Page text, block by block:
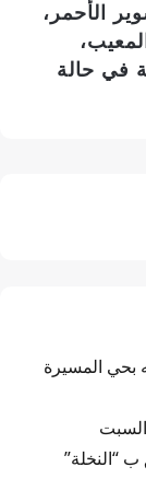
الأحمر،
في حالة
بحي المسيرة
“النخلة”